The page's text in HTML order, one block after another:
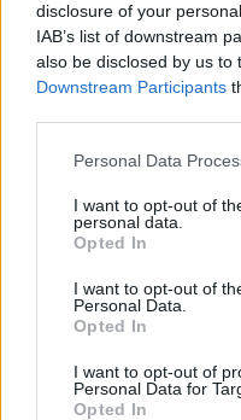
disclosure of your
IAB’s list of downstream
also be disclosed by us to
Downstream Participants
Please note that this
not limited to your visit or
grant or deny consent to
use your data for below
consent section.
Personal Data
I want to opt-out of
personal data.
Opted In
I want to opt-out of
Personal Data.
Opted In
I want to opt-out of
Personal Data for
Opted In
donatori
Martina Marchesi · 10 Lug 2026
B2B NEWS